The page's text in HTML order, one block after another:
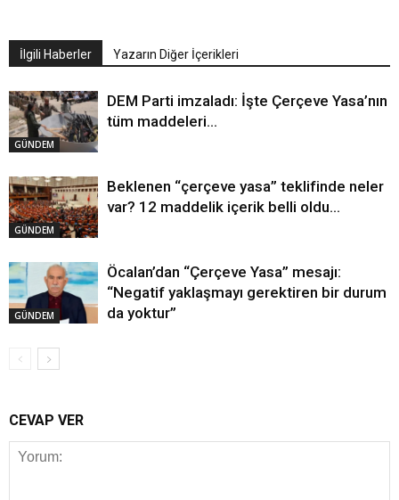
İlgili Haberler Yazarın Diğer İçerikleri
GÜNDEM
DEM Parti imzaladı: İşte Çerçeve Yasa’nın
tüm maddeleri…
GÜNDEM
Beklenen “çerçeve yasa” teklifinde neler
var? 12 maddelik içerik belli oldu…
GÜNDEM
Öcalan’dan “Çerçeve Yasa” mesajı:
“Negatif yaklaşmayı gerektiren bir durum
da yoktur”
CEVAP VER